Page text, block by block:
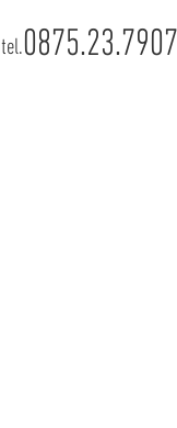
tel.0875.23.7907